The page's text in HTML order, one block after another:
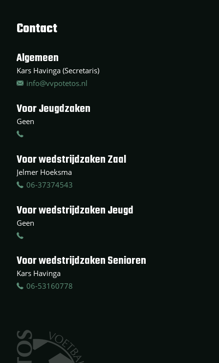
Contact
Algemeen
Kars Havinga (Secretaris)
info@vvpotetos.nl
Voor Jeugdzaken
Geen
Voor wedstrijdzaken Zaal
Jelmer Hoeksma
06-37374543
Voor wedstrijdzaken Jeugd
Geen
Voor wedstrijdzaken Senioren
Kars Havinga
06-53160778